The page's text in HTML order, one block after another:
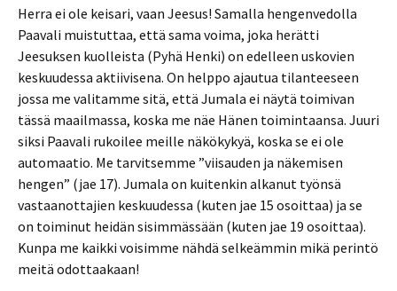
Herra ei ole keisari, vaan Jeesus! Samalla hengenvedolla
Paavali muistuttaa, että sama voima, joka herätti
Jeesuksen kuolleista (Pyhä Henki) on edelleen uskovien
keskuudessa aktiivisena. On helppo ajautua tilanteeseen
jossa me valitamme sitä, että Jumala ei näytä toimivan
tässä maailmassa, koska me näe Hänen toimintaansa. Juuri
siksi Paavali rukoilee meille näkökykyä, koska se ei ole
automaatio. Me tarvitsemme ”viisauden ja näkemisen
hengen” (jae 17). Jumala on kuitenkin alkanut työnsä
vastaanottajien keskuudessa (kuten jae 15 osoittaa) ja se
on toiminut heidän sisimmässään (kuten jae 19 osoittaa).
Kunpa me kaikki voisimme nähdä selkeämmin mikä perintö
meitä odottaakaan!